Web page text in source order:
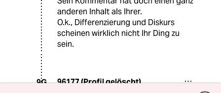
anderen Inhalt als Ihrer.
O.k., Differenzierung und Diskurs
scheinen wirklich nicht Ihr Ding zu
sein.
9G 96177 (Profil gelöscht)